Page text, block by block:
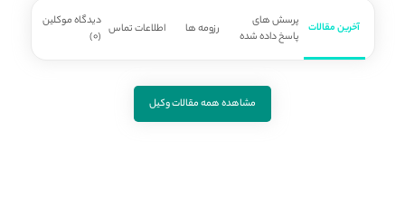
آخرین مقالات
پرسش های
پاسخ داده شده
رزومه ها اطلاعات تماس دیدگاه موکلین
(0)
مشاهده همه مقالات وکیل